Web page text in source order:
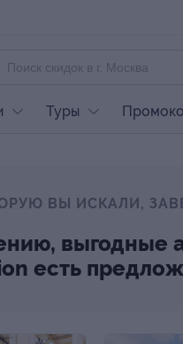
Туры
ВЫ ИСКАЛИ,
выгодные
есть